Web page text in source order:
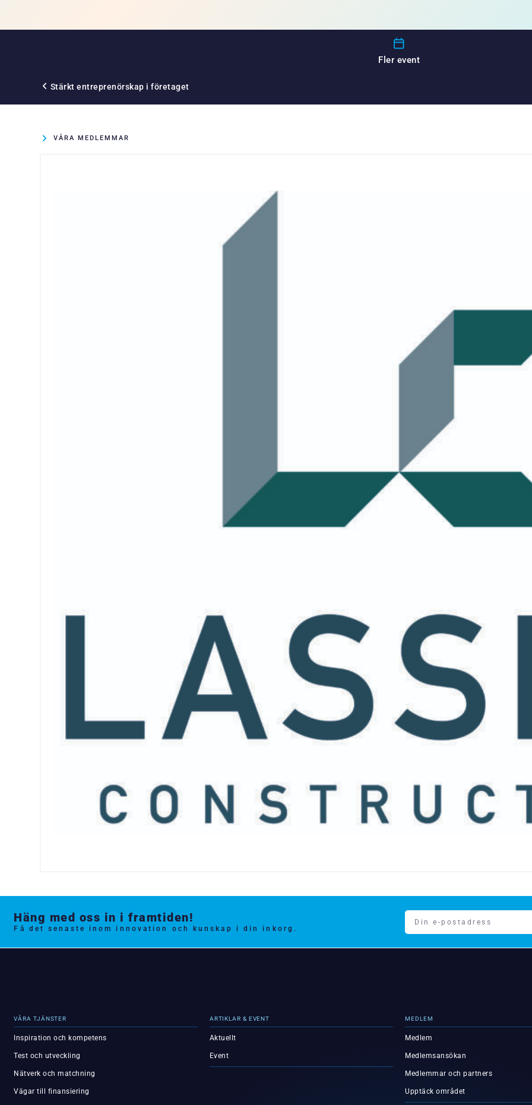
Fler event
Stärkt entreprenörskap i företaget
VÅRA MEDLEMMAR
Häng med oss in i framtiden!
Få det senaste inom innovation och kunskap i din inkorg.
VÅRA TJÄNSTER
Inspiration och kompetens
Test och utveckling
Nätverk och matchning
Vägar till finansiering
ARTIKLAR & EVENT
Aktuellt
Event
MEDLEM
Medlem
Medlemsansökan
Medlemmar och partners
Upptäck området